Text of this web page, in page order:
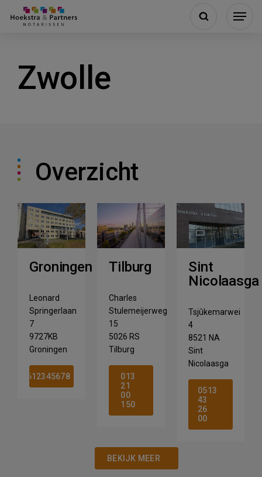
Hoe kunnen we je
Zwolle
Overzicht
Groningen
Leonard
Springerlaan
7
9727KB
Groningen
612345678
Tilburg
Charles
Stulemeijerweg
15
5026 RS
Tilburg
013
21
00
150
Sint
Nicolaasga
Tsjûkemarwei
4
8521 NA
Sint
Nicolaasga
0513
43
26
00
BEKIJK MEER